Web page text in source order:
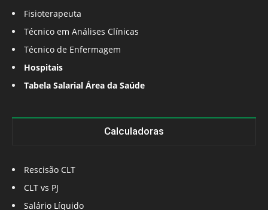
Fisioterapeuta
Técnico em Análises Clínicas
Técnico de Enfermagem
Hospitais
Tabela Salarial Área da Saúde
Calculadoras
Rescisão CLT
CLT vs PJ
Salário Líquido